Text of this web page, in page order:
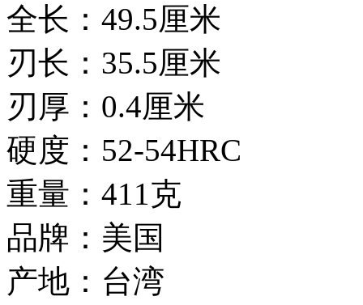
全长：49.5厘米
刃长：35.5厘米
刃厚：0.4厘米
硬度：52-54HRC
重量：411克
品牌：美国
产地：台湾